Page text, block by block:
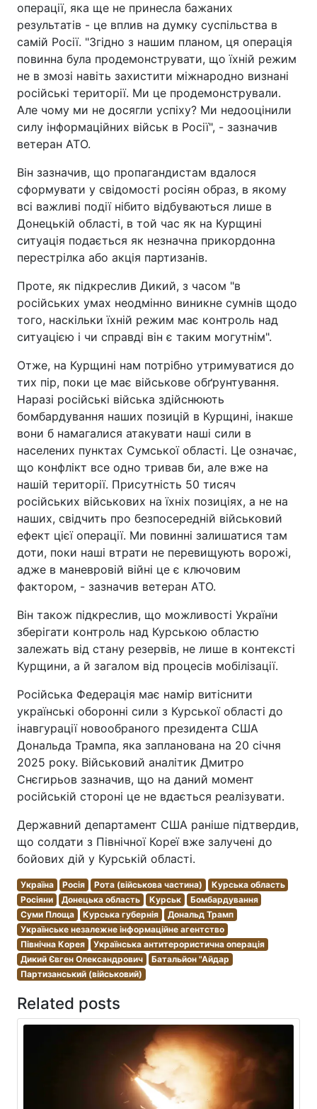
операції, яка ще не принесла бажаних
результатів - це вплив на думку суспільства в
самій Росії. "Згідно з нашим планом, ця операція
повинна була продемонструвати, що їхній режим
не в змозі навіть захистити міжнародно визнані
російські території. Ми це продемонстрували.
Але чому ми не досягли успіху? Ми недооцінили
силу інформаційних військ в Росії", - зазначив
ветеран АТО.
Він зазначив, що пропагандистам вдалося
сформувати у свідомості росіян образ, в якому
всі важливі події нібито відбуваються лише в
Донецькій області, в той час як на Курщині
ситуація подається як незначна прикордонна
перестрілка або акція партизанів.
Проте, як підкреслив Дикий, з часом "в
російських умах неодмінно виникне сумнів щодо
того, наскільки їхній режим має контроль над
ситуацією і чи справді він є таким могутнім".
Отже, на Курщині нам потрібно утримуватися до
тих пір, поки це має військове обґрунтування.
Наразі російські війська здійснюють
бомбардування наших позицій в Курщині, інакше
вони б намагалися атакувати наші сили в
населених пунктах Сумської області. Це означає,
що конфлікт все одно тривав би, але вже на
нашій території. Присутність 50 тисяч
російських військових на їхніх позиціях, а не на
наших, свідчить про безпосередній військовий
ефект цієї операції. Ми повинні залишатися там
доти, поки наші втрати не перевищують ворожі,
адже в маневровій війні це є ключовим
фактором, - зазначив ветеран АТО.
Він також підкреслив, що можливості України
зберігати контроль над Курською областю
залежать від стану резервів, не лише в контексті
Курщини, а й загалом від процесів мобілізації.
Російська Федерація має намір витіснити
українські оборонні сили з Курської області до
інавгурації новообраного президента США
Дональда Трампа, яка запланована на 20 січня
2025 року. Військовий аналітик Дмитро
Снєгирьов зазначив, що на даний момент
російській стороні це не вдається реалізувати.
Державний департамент США раніше підтвердив,
що солдати з Північної Кореї вже залучені до
бойових дій у Курській області.
Україна Росія Рота (військова частина)
Курська область
Росіяни
Донецька область Курськ
Бомбардування
Суми Площа
Курська губернія
Дональд Трамп
Українське незалежне інформаційне агентство
Північна Корея
Українська антитерористична операція
Дикий Євген Олександрович
Батальйон "Айдар
Партизанський (військовий)
Related posts